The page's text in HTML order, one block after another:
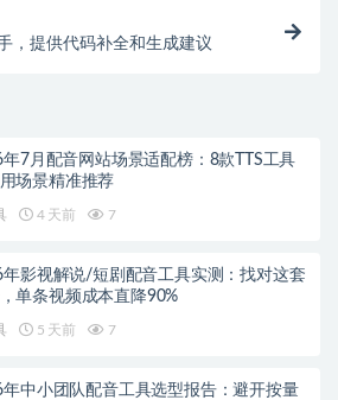
，提供代码补全和生成建议
7月配音网站场景适配榜：8款TTS工具
场景精准推荐
4 天前 7
年影视解说/短剧配音工具实测：找对这套
单条视频成本直降90%
5 天前 7
年中小团队配音工具选型报告：避开按量